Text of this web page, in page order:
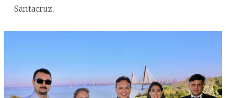
Santacruz.